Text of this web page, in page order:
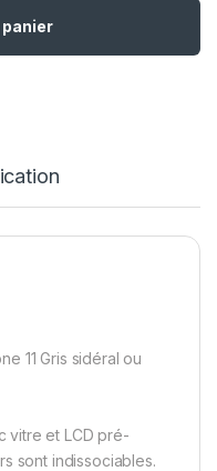
pour iPhone 11 avec
11 Gris sidéral ou
vitre et LCD pré-
sont indissociables.